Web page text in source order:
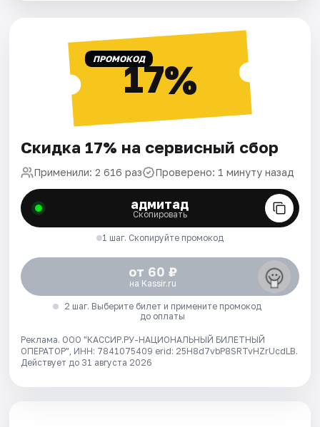
ПРОМОКОД17%
Скидка 17% на сервисный сбор
Применили: 2 616 раз Проверено: 1 минуту назад
адмитад
Скопировать
1 шаг. Скопируйте промокод
от 60 ₽
на Kassir.ru
2 шаг. Выберите билет и примените промокод
до оплаты
Реклама. ООО "КАССИР.РУ-НАЦИОНАЛЬНЫЙ БИЛЕТНЫЙ
ОПЕРАТОР", ИНН: 7841075409 erid: 25H8d7vbP8SRTvHZrUcdLB.
Действует до 31 августа 2026